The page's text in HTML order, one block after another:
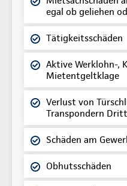
egal ob geliehen
Tätigkeitsschäden
Aktive Werklohn-,
Mietentgeltklage
Verlust von
Transpondern
Schäden am
Obhutsschäden